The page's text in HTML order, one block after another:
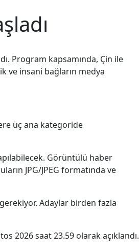
Program kapsamında, Çin ile
ve insani bağların medya
üç ana kategoride
Görüntülü haber
JPG/JPEG formatında ve
Adaylar birden fazla
2026 saat 23.59 olarak açıklandı.